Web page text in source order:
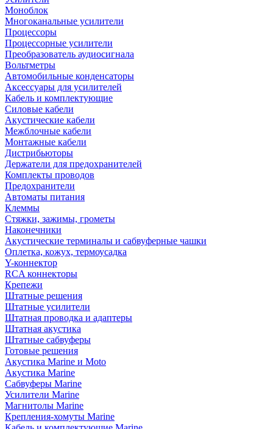
Моноблок
Многоканальные усилители
Процессоры
Процессорные усилители
Преобразователь аудиосигнала
Вольтметры
Автомобильные конденсаторы
Аксессуары для усилителей
Кабель и комплектующие
Силовые кабели
Акустические кабели
Межблочные кабели
Монтажные кабели
Дистрибьюторы
Держатели для предохранителей
Комплекты проводов
Предохранители
Автоматы питания
Клеммы
Стяжки, зажимы, грометы
Наконечники
Акустические терминалы и сабвуферные чашки
Оплетка, кожух, термоусадка
Y-коннектор
RCA коннекторы
Крепежи
Штатные решения
Штатные усилители
Штатная проводка и адаптеры
Штатная акустика
Штатные сабвуферы
Готовые решения
Акустика Marine и Moto
Акустика Marine
Сабвуферы Marine
Усилители Marine
Магнитолы Marine
Крепления-хомуты Marine